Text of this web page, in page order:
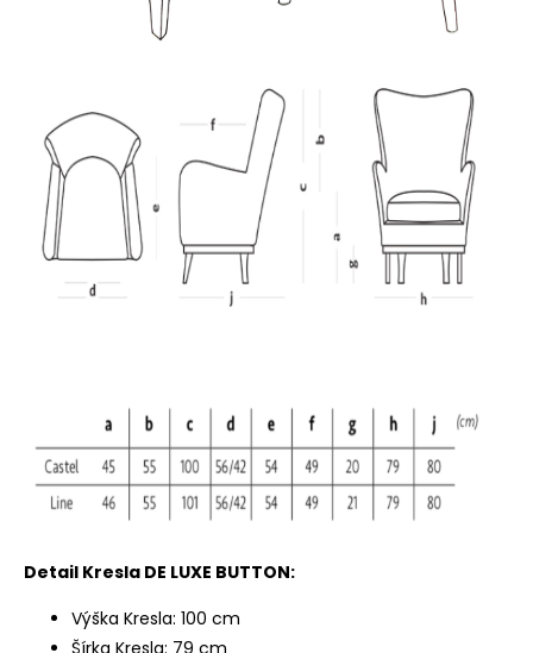
Detail Kresla DE LUXE BUTTON:
Výška Kresla: 100 cm
Šírka Kresla: 79 cm